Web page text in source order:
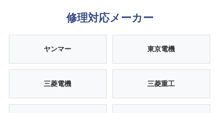
修理対応メーカー
ヤンマー 東京電機
三菱電機 三菱重工